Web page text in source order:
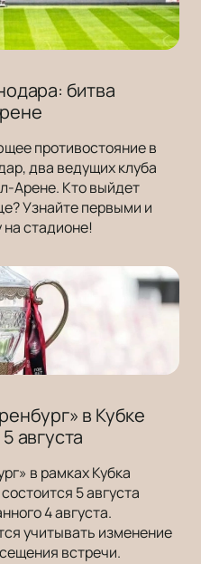
битва
противостояние в
два ведущих клуба
Арене. Кто выйдет
Узнайте первыми и
стадионе!
в Кубке
августа
в рамках Кубка
5 августа
4 августа.
учитывать изменение
встречи.